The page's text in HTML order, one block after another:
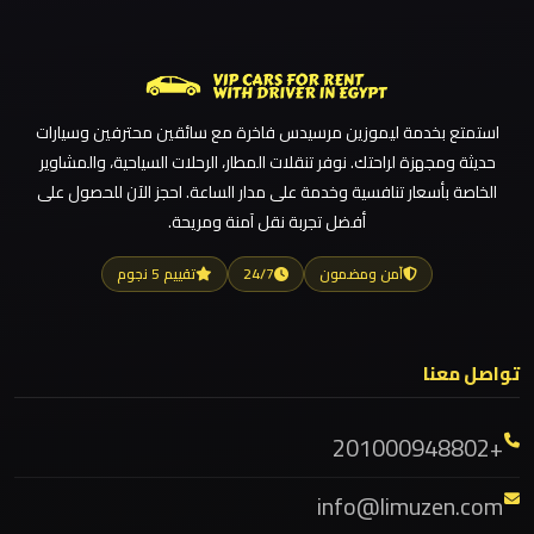
ليموزين مطار العلمين الجديدة
ليموزين مطار العلمين
ليموزين مطار العالمين
ليموزين مطار العاصمة الادارية
ليموزين مطار اكتوبر
ليموزين مرسيدس ايجار بالسائق فى مصر
ليموزين مرسي مطروح
ليموزين مرسي علم
الشيخ
طنطا
ليموزين
استمتع بخدمة ليموزين مرسيدس فاخرة مع سائقين محترفين وسيارات
حديثة ومجهزة لراحتك. نوفر تنقلات المطار، الرحلات السياحية، والمشاوير
الخاصة بأسعار تنافسية وخدمة على مدار الساعة. احجز الآن للحصول على
أفضل تجربة نقل آمنة ومريحة.
آمن ومضمون 24/7 تقييم 5 نجوم
تواصل معنا
+201000948802
info@limuzen.com